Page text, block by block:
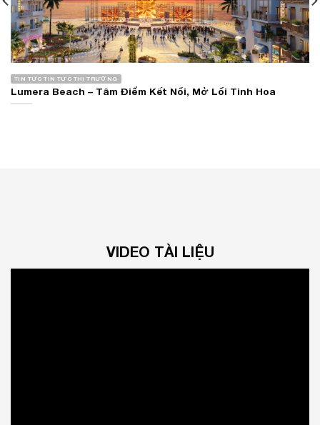
TIN TỨC TIN TỨC THỊ TRƯỜNG
Lumera Beach – Tâm Điểm Kết Nối, Mở Lối Tinh Hoa
VIDEO TÀI LIỆU